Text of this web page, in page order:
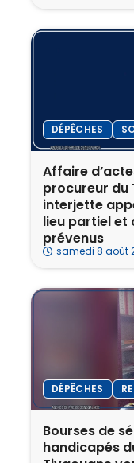
DÉPÊCHES
Affaire
procureur du
interjette
lieu partiel et
prévenus
samedi 8 août
DÉPÊCHES
Bourses de
handicapés